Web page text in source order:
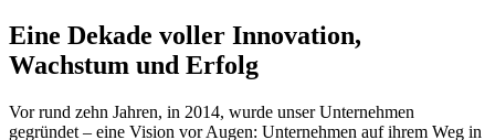
Eine Dekade voller Innovation,
Wachstum und Erfolg
Vor rund zehn Jahren, in 2014, wurde unser Unternehmen
gegründet – eine Vision vor Augen: Unternehmen auf ihrem Weg in